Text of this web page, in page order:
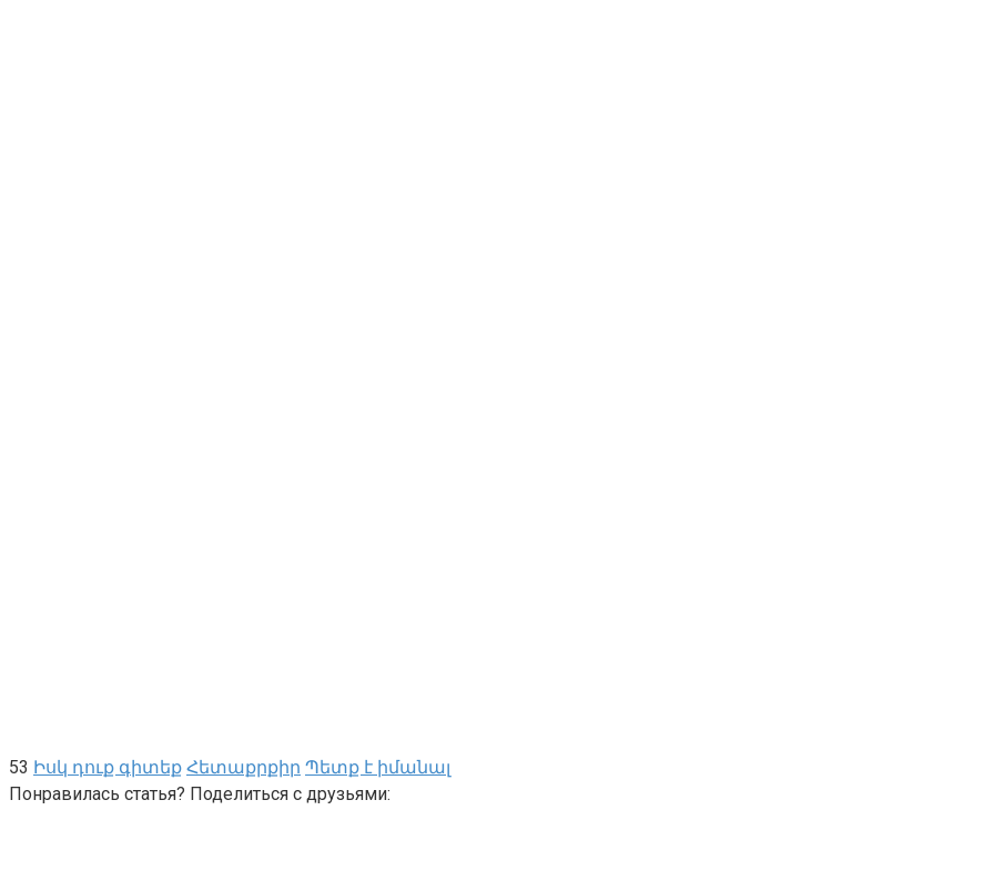
53 Իսկ դուք գիտեք Հետաքրքիր Պետք է իմանալ
Понравилась статья? Поделиться с друзьями: